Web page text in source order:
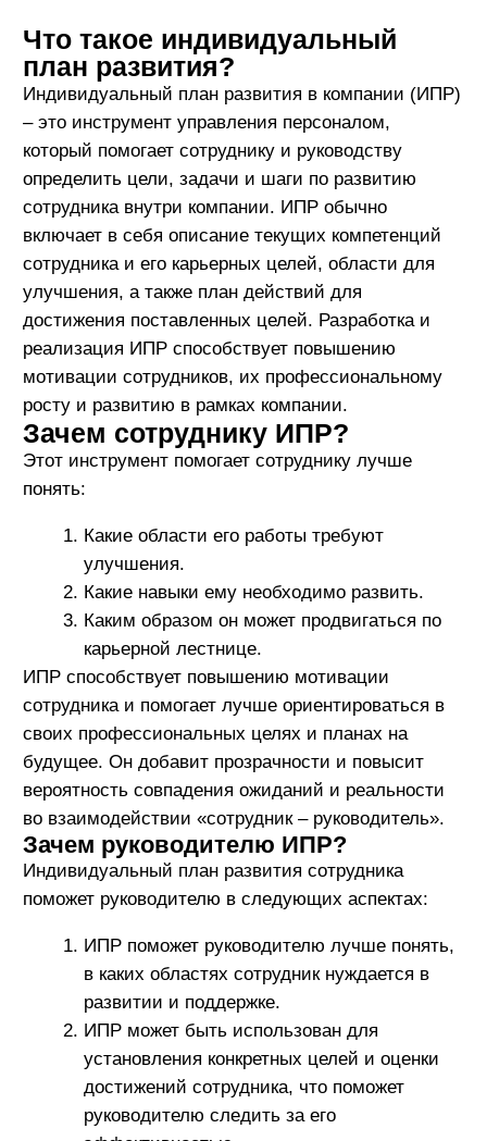
Зачем сотруднику ИПР?
Этот инструмент помогает сотруднику лучше
понять:
Какие области его работы требуют
Какие навыки ему необходимо развить.
Каким образом он может продвигаться по
ИПР способствует повышению мотивации
сотрудника и помогает лучше ориентироваться в
своих профессиональных целях и планах на
вероятность совпадения ожиданий и реальности
во взаимодействии «сотрудник – руководитель».
Зачем руководителю ИПР?
Индивидуальный план развития сотрудника
поможет руководителю в следующих аспектах:
ИПР поможет руководителю лучше понять,
в каких областях сотрудник нуждается в
развитии и поддержке.
ИПР может быть использован для
установления конкретных целей и оценки
руководителю следить за его
Разработка и реализация ИПР может
способствовать увеличению мотивации
сотрудника, что поможет руководителю
удерживать талантливых сотрудников в
компании.
ИПР может быть использован для
сотрудника, помогая руководителю создать
путь для его профессионального роста
внутри организации.
Руководителю всегда будет понятно, к чему готов
двигаться в развитии сотрудник, так как
требования к развитию и уровню ответственности
сотрудника будут зафиксированы и согласованы в
документе.
Как составить индивидуальный
план?
Сотруднику необходимо определить свои
профессиональные цели и желаемый
карьерный путь.
Оценить свои сильные и слабые стороны,
на развитии нужных навыков.
Определить, какие знания и навыки
необходимо приобрести или
усовершенствовать для достижения